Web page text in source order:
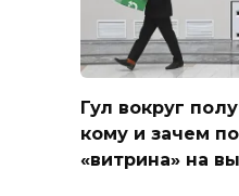
Гул вокруг
кому и зачем
«витрина» на